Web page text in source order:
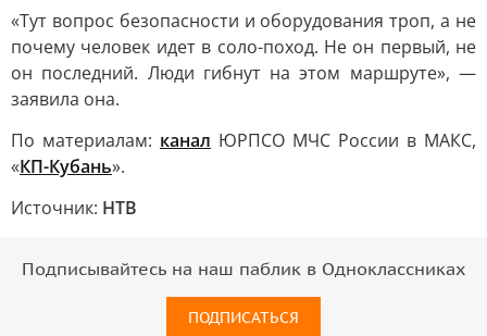
«Тут вопрос безопасности и оборудования троп, а не
почему человек идет в соло-поход. Не он первый, не
он последний. Люди гибнут на этом маршруте», —
заявила она.
По материалам: канал ЮРПСО МЧС России в МАКС,
«КП-Кубань».
Источник: НТВ
Подписывайтесь на наш паблик в Одноклассниках
ПОДПИСАТЬСЯ